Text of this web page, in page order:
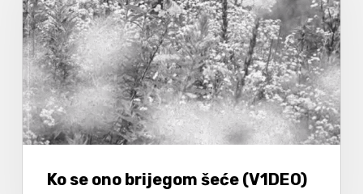
Ko se ono brijegom šeće (V1DEO)